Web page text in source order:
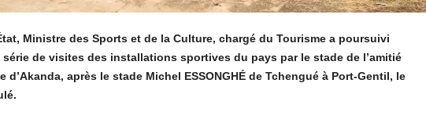
Ministre des Sports et de la Culture, chargé du Tourismea poursuivi
série de visites des installations sportives du pays par le stade de l’amitié
d’Akanda, après le stade Michel ESSONGHÉ de Tchengué à Port-Gentil, le